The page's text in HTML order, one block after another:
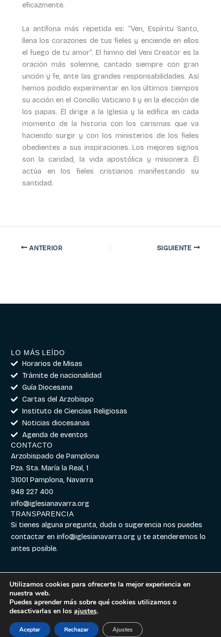
eficazmente.
La antífona más repetida es: “Ven, Espíritu Santo,
llena los corazones de tus fieles y enciende en ellos
el fuego de tu amor”. El himno del Veni Creator es la
oración más solemne, cantado siempre con gran
unción y fe, ante las grandes responsabilidades. Así
hemos podido experimentar en los últimos tiempos
su acción en el Concilio Vaticano II y en la elección de
los papas. Él dirige a la Iglesia y la edifica en cada
momento de la historia con los carismas que va
haciendo surgir y con los ministerios de los fieles
obedientes a sus inspiraciones. Los mejores signos
son la caridad, la vida apostólica y misionera. Él
actúa en los fieles cristianos manifestando su
santidad.
ANTERIOR SIGUIENTE
LO MÁS LEÍDO
Horarios de Misas
Trámite de nacionalidad
Guía Diocesana
Cartas del Arzobispo
Instituto de Ciencias Religiosas
Noticias diocesanas
Agenda de eventos
CONTACTO
Arzobispado de Pamplona
Pza. Sta. María la Real, 1
31001 Pamplona, Navarra
948 227 400
info@iglesianavarra.org
TRANSPARENCIA
Si tienes alguna pregunta, duda o sugerencia nos puedes
contactar eninfo@iglesianavarra.org y te atenderemos lo
antes posible.
Aviso legal|
Cookies|Política de
Utilizamos cookies para ofrecerte la mejor experiencia en
nuestra web.
Puedes aprender más sobre qué cookies utilizamos o
desactivarlas en los ajustes.
Aceptar Rechazar Ajustes